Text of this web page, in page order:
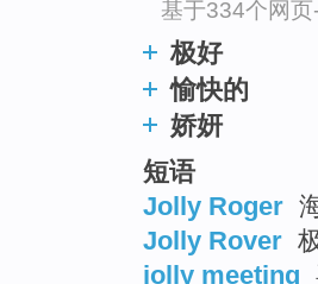
基于334个网页
极好
愉快的
娇妍
短语
Jolly Roger
Jolly Rover
jolly meeting